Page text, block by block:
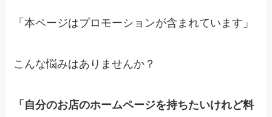
「本ページはプロモーションが含まれています」
こんな悩みはありませんか？
「自分のお店のホームページを持ちたいけれど料